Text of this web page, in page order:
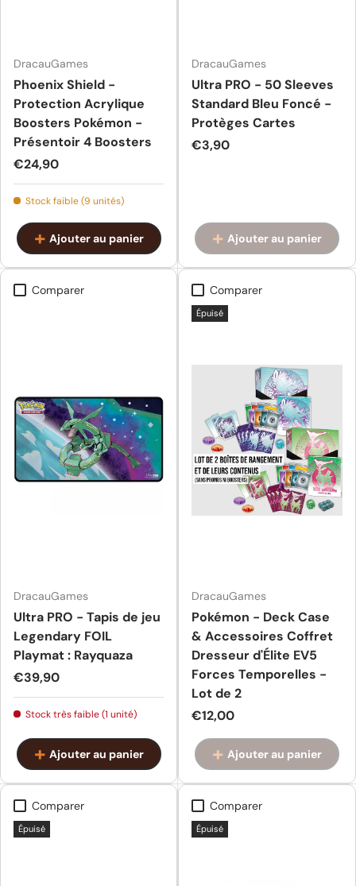
DracauGames
Phoenix Shield -
Protection Acrylique
Boosters Pokémon -
Présentoir 4 Boosters
Prix habituel
€24,90
Stock faible (9 unités)
Ajouter au panier
DracauGames
Ultra PRO - 50 Sleeves
Standard Bleu Foncé -
Protèges Cartes
Prix habituel
€3,90
Ajouter au panier
Comparer
DracauGames
Ultra PRO - Tapis de jeu
Legendary FOIL
Playmat : Rayquaza
Prix habituel
€39,90
Stock très faible (1 unité)
Ajouter au panier
Comparer
Épuisé
DracauGames
Pokémon - Deck Case
& Accessoires Coffret
Dresseur d'Élite EV5
Forces Temporelles -
Lot de 2
Prix habituel
€12,00
Ajouter au panier
Comparer
Épuisé
Comparer
Épuisé